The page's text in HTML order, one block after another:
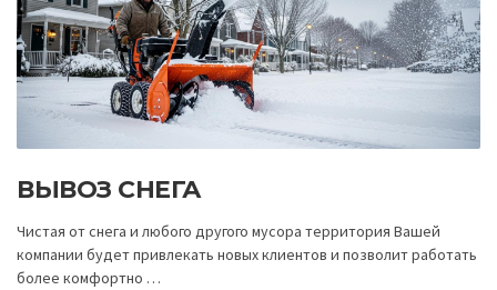
ВЫВОЗ СНЕГА
Чистая от снега и любого другого мусора территория Вашей
компании будет привлекать новых клиентов и позволит работать
более комфортно …